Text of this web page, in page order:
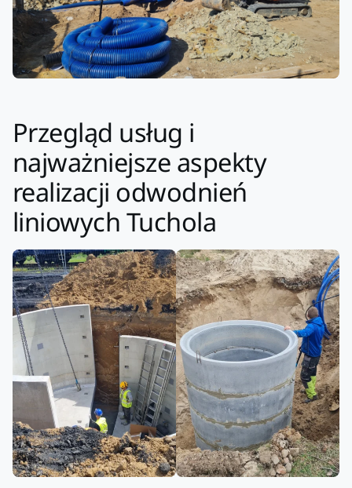
Przegląd usług i
najważniejsze aspekty
realizacji odwodnień
liniowych Tuchola